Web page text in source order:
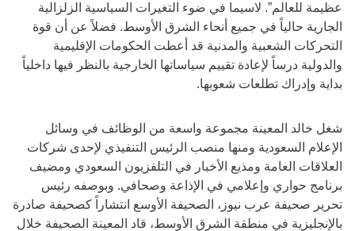
عظيمة للعالم”. لاسيما في ضوء التغيرات السياسية الزلزالية
الجارية حالياً في جميع أنحاء الشرق الأوسط. فضلاً عن أن قوة
التحركات الشعبية والمدنية قد أعطت الحكومات الإقليمية
والدولية درساً لإعادة تقييم سياساتها الخارجية بالنظر فيها داخلياً
بداية وإدراك تطلعات شعوبها.
شغل خالد المعينة مجموعة واسعة من الوظائف في وسائل
الإعلام السعودية ومنها منصب الرئيس التنفيذي لإحدى شركات
العلاقات العامة ومذيع الأخبار في التلفزيون السعودي ومضيف
برنامج حواري وإعلامي في الإذاعة وصحافي. وبوصفه رئيس
تحرير صحيفة عرب نيوز، الصحيفة الأوسع انتشاراً كصحيفة صادرة
بالإنجليزية في منطقة الشرق الأوسط، قاد المعينة الصحيفة خلال